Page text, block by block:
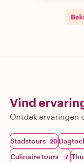
Vind
Ontdek ervaringen
Stadstours 20
Culinaire tours 7